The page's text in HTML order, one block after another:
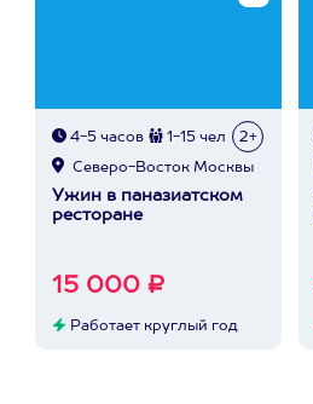
4-5 часов 1-15 чел 2+
Северо-Восток Москвы
Ужин в паназиатском
ресторане
15 000 ₽
Работает круглый год